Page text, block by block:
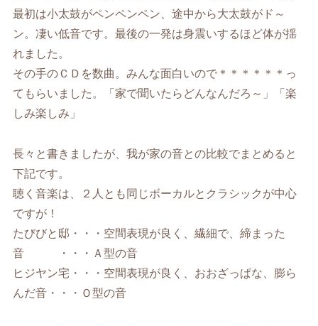
最初は小太鼓がペンペンペン、途中から大太鼓がド～
ン。凄い低音です。最後の一発は身震いするほど体が揺
れました。
その手のＣＤを数曲。みんな面白いので＊＊＊＊＊＊っ
てもらいました。「家で聞いたらどんなんだろ～」「楽
しみ楽しみ」
長々と書きましたが、我が家の音との比較でまとめると
下記です。
聴く音楽は、２人とも同じボーカルとクラシックが中心
ですが！
たびびと邸・・・空間表現が良く、繊細で、締まった
音 ・・・Ａ型の音
ヒジヤン宅・・・空間表現が良く、おおざっぱな、膨ら
んだ音・・・Ｏ型の音